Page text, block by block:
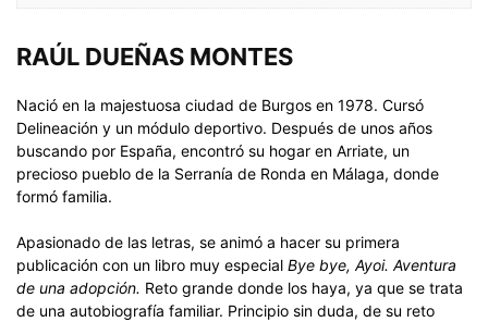
RAÚL DUEÑAS MONTES
Nació en la majestuosa ciudad de Burgos en 1978. Cursó
Delineación y un módulo deportivo. Después de unos años
buscando por España, encontró su hogar en Arriate, un
precioso pueblo de la Serranía de Ronda en Málaga, donde
formó familia.
Apasionado de las letras, se animó a hacer su primera
publicación con un libro muy especial Bye bye, Ayoi. Aventura
de una adopción. Reto grande donde los haya, ya que se trata
de una autobiografía familiar. Principio sin duda, de su reto